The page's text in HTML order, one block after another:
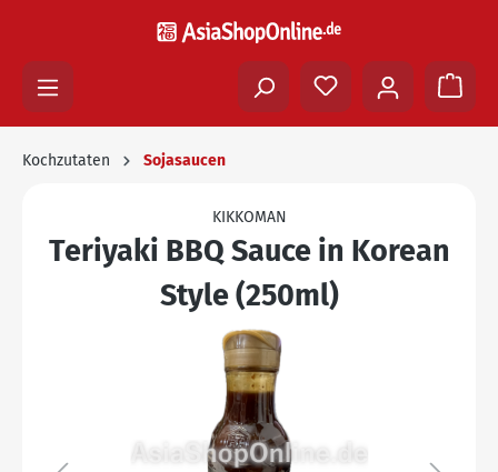
Kochzutaten Sojasaucen
KIKKOMAN
Teriyaki BBQ Sauce in Korean
Style (250ml)